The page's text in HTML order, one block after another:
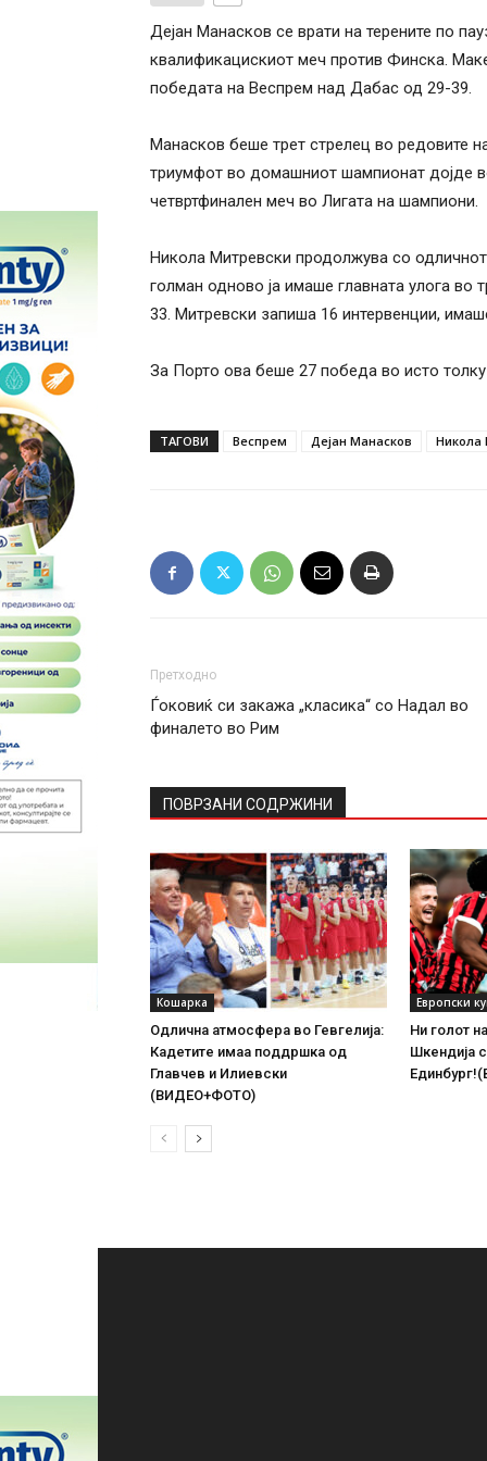
Дејан Манасков се врати на терените по
квалификацискиот меч против Финска.
победата на Веспрем над Дабас од 29-39.
Манасков беше трет стрелец во редовите
триумфот во домашниот шампионат дојде
четвртфинален меч во Лигата на шампиони.
Никола Митревски продолжува со
голман одново ја имаше главната улога во
33. Митревски запиша 16 интервенции,
За Порто ова беше 27 победа во исто
ТАГОВИ Веспрем Дејан Манасков Никола
Претходно
Ѓоковиќ си закажа „класика“ со Надал во
финалето во Рим
ПОВРЗАНИ СОДРЖИНИ
Кошарка
Одлична атмосфера во Гевгелија:
Кадетите имаа поддршка од
Главчев и Илиевски
(ВИДЕО+ФОТО)
Европски
Ни голот
Шкендија